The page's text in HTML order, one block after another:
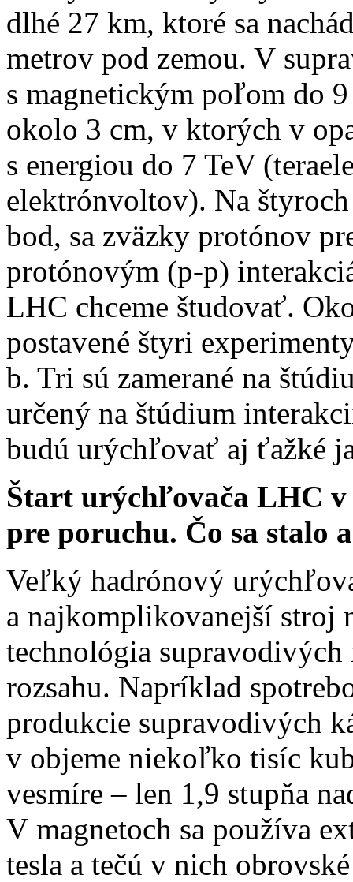
dlhé 27 km, ktoré sa
metrov pod zemou. V
s magnetickým poľom do
okolo 3 cm, v ktorých v
s energiou do 7 TeV
elektrónvoltov). Na
bod, sa zväzky protónov
protónovým (p-p)
LHC chceme študovať.
postavené štyri
b. Tri sú zamerané na
určený na štúdium
budú urýchľovať aj ťažké
Štart urýchľovača LHC v
pre poruchu. Čo sa stalo
Veľký hadrónový
a najkomplikovanejší stroj
technológia
rozsahu. Napríklad
produkcie supravodivých
v objeme niekoľko tisíc
vesmíre – len 1,9 stupňa
V magnetoch sa používa
tesla a tečú v nich